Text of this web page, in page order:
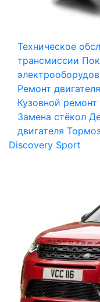
Техническое
трансмиссии
Ремонт двигателя
Кузовной ремонт
Замена стёкол
двигателя
Discovery Sport